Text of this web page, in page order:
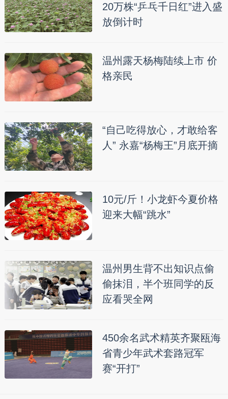
20万株“乒乓千日红”进入盛
放倒计时
温州露天杨梅陆续上市 价
格亲民
“自己吃得放心，才敢给客
人” 永嘉“杨梅王”月底开摘
10元/斤！小龙虾今夏价格
迎来大幅“跳水”
温州男生背不出知识点偷
偷抹泪，半个班同学的反
应看哭全网
450余名武术精英齐聚瓯海
省青少年武术套路冠军
赛“开打”